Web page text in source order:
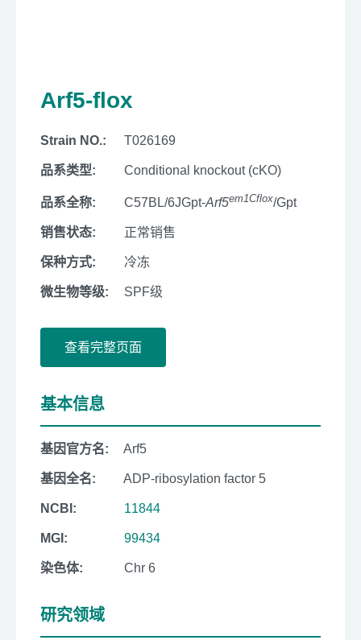
Arf5-flox
Strain NO.: T026169
品系类型: Conditional knockout (cKO)
品系全称: C57BL/6JGpt-Arf5em1Cflox/Gpt
销售状态: 正常销售
保种方式: 冷冻
微生物等级: SPF级
查看完整页面
基本信息
基因官方名: Arf5
基因全名: ADP-ribosylation factor 5
NCBI: 11844
MGI: 99434
染色体: Chr 6
研究领域